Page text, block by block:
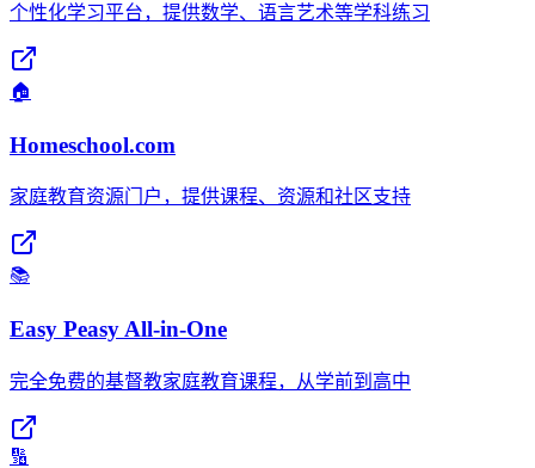
个性化学习平台，提供数学、语言艺术等学科练习
🏠
Homeschool.com
家庭教育资源门户，提供课程、资源和社区支持
📚
Easy Peasy All-in-One
完全免费的基督教家庭教育课程，从学前到高中
🔢